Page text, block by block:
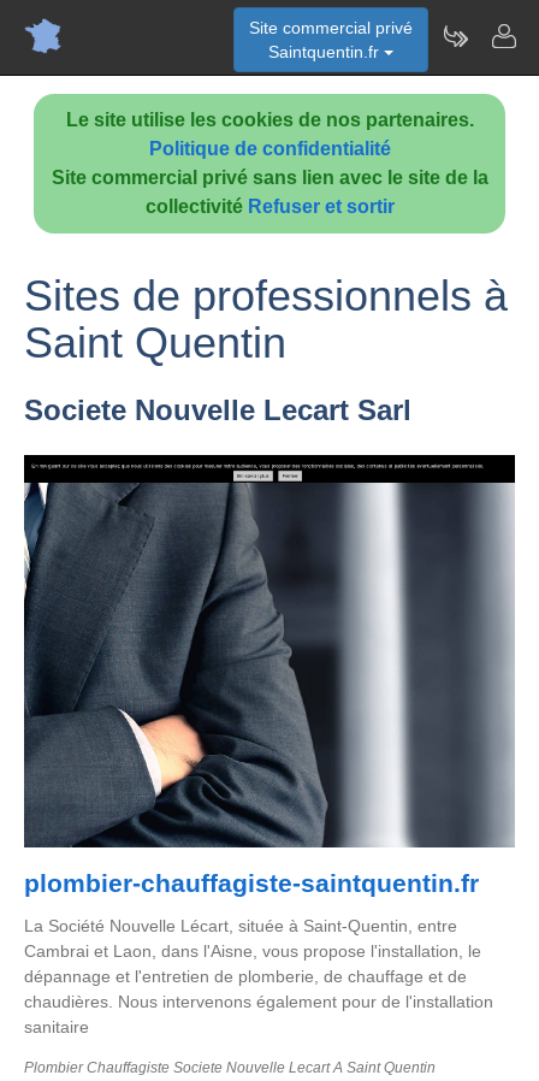
Le site utilise les cookies de nos partenaires.
Politique de confidentialité
Site commercial privé sans lien avec le site de la
collectivité Refuser et sortir
Site commercial privé
Saintquentin.fr
Sites de professionnels à
Saint Quentin
Societe Nouvelle Lecart Sarl
plombier-chauffagiste-saintquentin.fr
La Société Nouvelle Lécart, située à Saint-Quentin, entre
Cambrai et Laon, dans l'Aisne, vous propose l'installation, le
dépannage et l'entretien de plomberie, de chauffage et de
chaudières. Nous intervenons également pour de l'installation
sanitaire
Plombier Chauffagiste Societe Nouvelle Lecart A Saint Quentin